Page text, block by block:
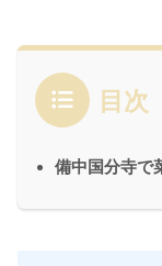
目次
備中国分寺で